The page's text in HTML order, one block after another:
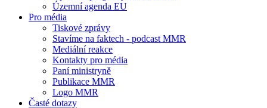
Územní agenda EU
Pro média
Tiskové zprávy
Stavíme na faktech - podcast MMR
Mediální reakce
Kontakty pro média
Paní ministryně
Publikace MMR
Logo MMR
Časté dotazy